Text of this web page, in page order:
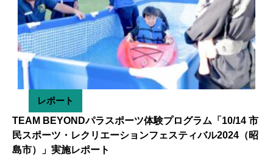
レポート
TEAM BEYONDパラスポーツ体験プログラム「10/14 市
民スポーツ・レクリエーションフェスティバル2024（昭
島市）」実施レポート